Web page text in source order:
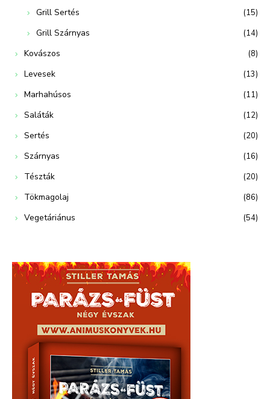
Grill Sertés (15)
Grill Szárnyas (14)
Kovászos (8)
Levesek (13)
Marhahúsos (11)
Saláták (12)
Sertés (20)
Szárnyas (16)
Tészták (20)
Tökmagolaj (86)
Vegetáriánus (54)